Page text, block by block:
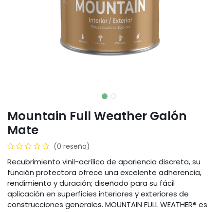
Mountain Full Weather Galón
Mate
(0 reseña)
Recubrimiento vinil-acrílico de apariencia discreta, su
función protectora ofrece una excelente adherencia,
rendimiento y duración; diseñado para su fácil
aplicación en superficies interiores y exteriores de
construcciones generales. MOUNTAIN FULL WEATHER® es